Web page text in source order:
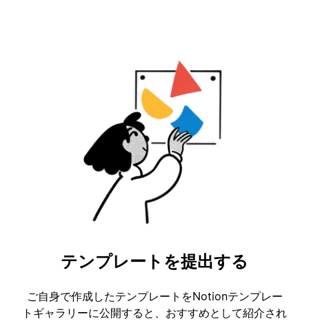
テンプレートを提出する
ご自身で作成したテンプレートをNotionテンプレー
トギャラリーに公開すると、おすすめとして紹介され